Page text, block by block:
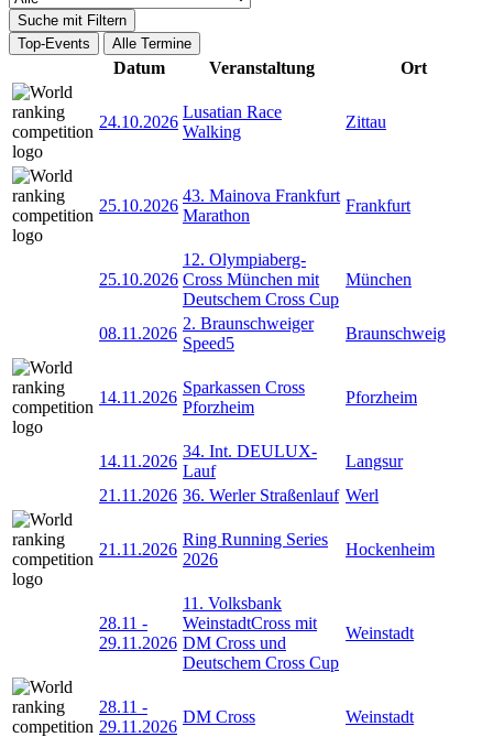
Suche mit Filtern
Top-Events
Alle Termine
Datum Veranstaltung Ort
24.10.2026
Lusatian Race
Walking
Zittau
25.10.2026
43. Mainova Frankfurt
Marathon
Frankfurt
25.10.2026
12. Olympiaberg-
Cross München mit
Deutschem Cross Cup
München
08.11.2026
2. Braunschweiger
Speed5
Braunschweig
14.11.2026
Sparkassen Cross
Pforzheim
Pforzheim
14.11.2026
34. Int. DEULUX-
Lauf
Langsur
21.11.2026 36. Werler Straßenlauf Werl
21.11.2026
Ring Running Series
2026
Hockenheim
28.11 -
29.11.2026
11. Volksbank
WeinstadtCross mit
DM Cross und
Deutschem Cross Cup
Weinstadt
28.11 -
29.11.2026
DM Cross Weinstadt